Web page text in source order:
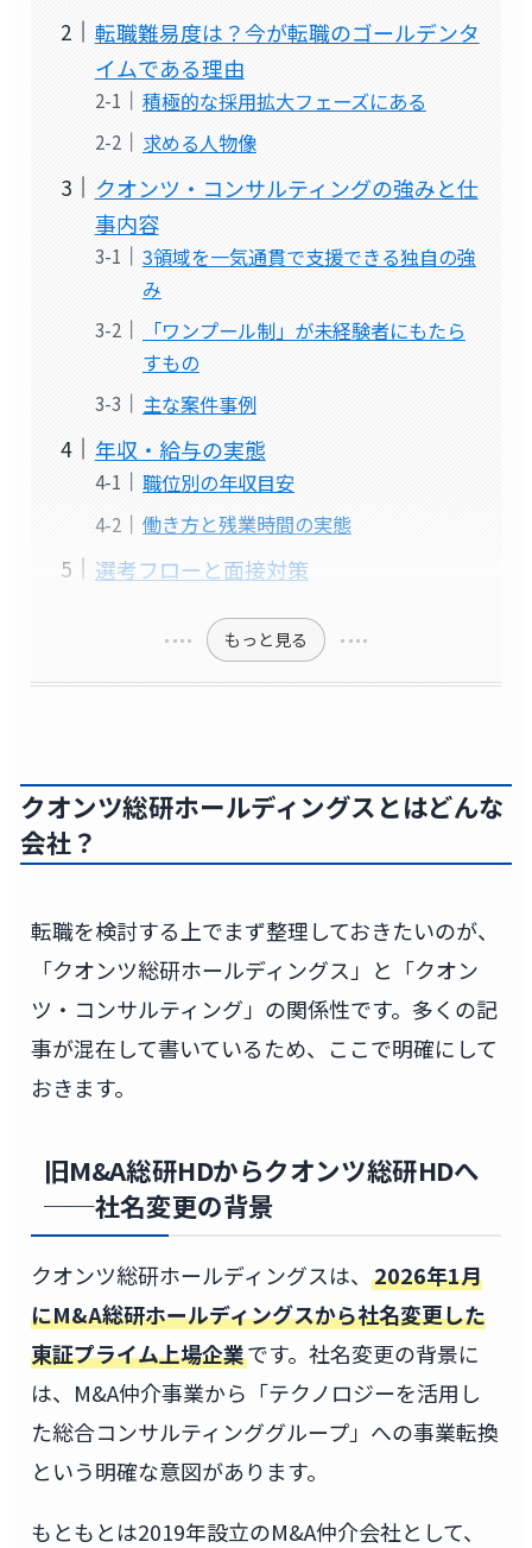
転職難易度は？今が転職のゴールデンタ
イムである理由
積極的な採用拡大フェーズにある
求める人物像
クオンツ・コンサルティングの強みと仕
事内容
3領域を一気通貫で支援できる独自の強
み
「ワンプール制」が未経験者にもたら
すもの
主な案件事例
年収・給与の実態
職位別の年収目安
働き方と残業時間の実態
選考フローと面接対策
もっと見る
クオンツ総研ホールディングスとはどんな
会社？
転職を検討する上でまず整理しておきたいのが、
「クオンツ総研ホールディングス」と「クオン
ツ・コンサルティング」の関係性です。多くの記
事が混在して書いているため、ここで明確にして
おきます。
旧M&A総研HDからクオンツ総研HDへ
──社名変更の背景
クオンツ総研ホールディングスは、 2026年1月
にM&A総研ホールディングスから社名変更した
東証プライム上場企業です。社名変更の背景に
は、M&A仲介事業から「テクノロジーを活用し
た総合コンサルティンググループ」への事業転換
という明確な意図があります。
もともとは2019年設立のM&A仲介会社として、